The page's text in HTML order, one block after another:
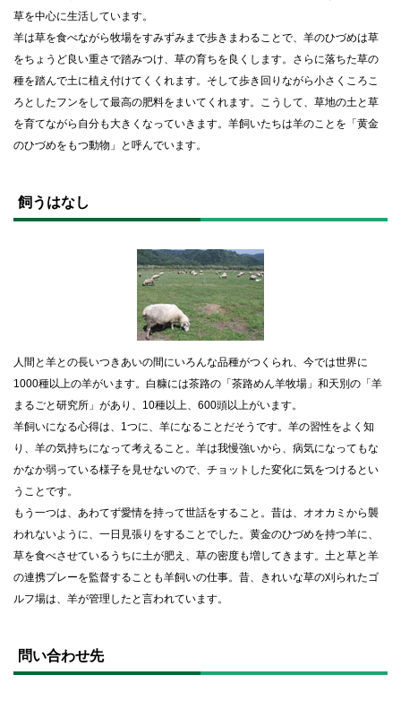
草を中心に生活しています。
羊は草を食べながら牧場をすみずみまで歩きまわることで、羊のひづめは草
をちょうど良い重さで踏みつけ、草の育ちを良くします。さらに落ちた草の
種を踏んで土に植え付けてくくれます。そして歩き回りながら小さくころこ
ろとしたフンをして最高の肥料をまいてくれます。こうして、草地の土と草
を育てながら自分も大きくなっていきます。羊飼いたちは羊のことを「黄金
のひづめをもつ動物」と呼んでいます。
ッ
プ
飼うはなし
人間と羊との長いつきあいの間にいろんな品種がつくられ、今では世界に
1000種以上の羊がいます。白糠には茶路の「茶路めん羊牧場」和天別の「羊
まるごと研究所」があり、10種以上、600頭以上がいます。
羊飼いになる心得は、1つに、羊になることだそうです。羊の習性をよく知
り、羊の気持ちになって考えること。羊は我慢強いから、病気になってもな
かなか弱っている様子を見せないので、チョットした変化に気をつけるとい
うことです。
もう一つは、あわてず愛情を持って世話をすること。昔は、オオカミから襲
われないように、一日見張りをすることでした。黄金のひづめを持つ羊に、
草を食べさせているうちに土が肥え、草の密度も増してきます。土と草と羊
の連携プレーを監督することも羊飼いの仕事。昔、きれいな草の刈られたゴ
ルフ場は、羊が管理したと言われています。
ッ
プ問い合わせ先